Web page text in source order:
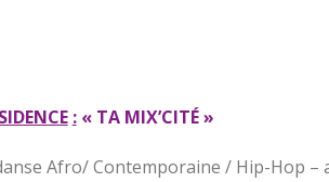
:« TA MIX’CITÉ »
Afro/ Contemporaine / Hip-Hop –